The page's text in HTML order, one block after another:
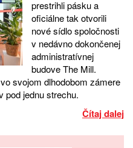
prestrihli pásku a
oficiálne tak otvorili
nové sídlo spoločnosti
v nedávno dokončenej
administratívnej
budove The Mill.
svojom dlhodobom zámere
pod jednu strechu.
Čítaj dalej